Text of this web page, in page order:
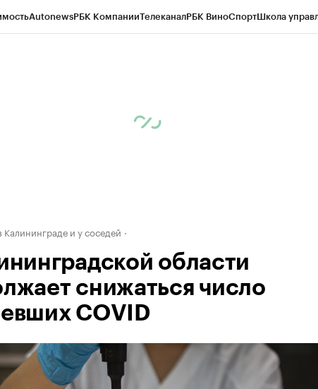
AutonewsРБК КомпанииТелеканалРБК ВиноСпортШкола
Калининграде и у соседей
области
снижаться число
COVID